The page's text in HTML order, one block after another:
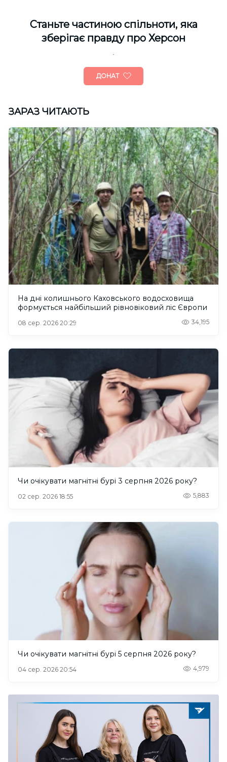
Cтаньте частиною спільноти, яка
зберігає правду про Херсон
ДОНАТ
ЗАРАЗ ЧИТАЮТЬ
На дні колишнього Каховського водосховища
формується найбільший рівновіковий ліс Європи
08 сер. 2026 20:29 34,195
Чи очікувати магнітні бурі 3 серпня 2026 року?
02 сер. 2026 18:55 5,883
Чи очікувати магнітні бурі 5 серпня 2026 року?
04 сер. 2026 20:54 4,979